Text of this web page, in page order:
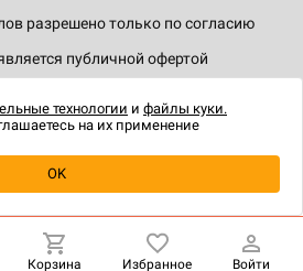
о наличии
разрешено только по согласию
публичной офертой
Корзина Избранное Войти
технологии и файлы куки.
на их применение
OK